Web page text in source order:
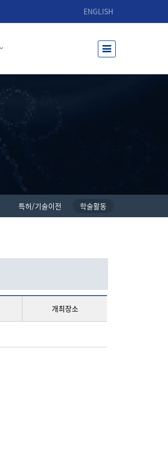
ENGLISH
특허/기술이전 학술활동
개최장소